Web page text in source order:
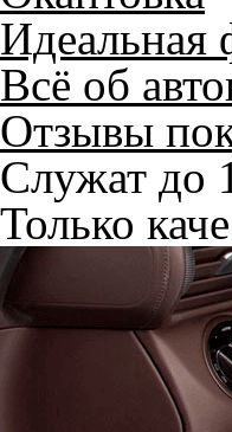
Идеальная
Всё об
Отзывы
Служат до
Только